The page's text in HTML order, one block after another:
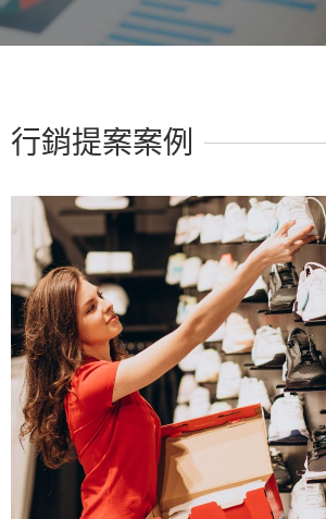
行銷提案案例